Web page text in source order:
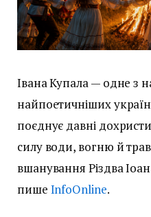
Івана Купала — одне з
найпоетичніших
поєднує давні
силу води, вогню й
вшанування Різдва
пише InfoOnline.